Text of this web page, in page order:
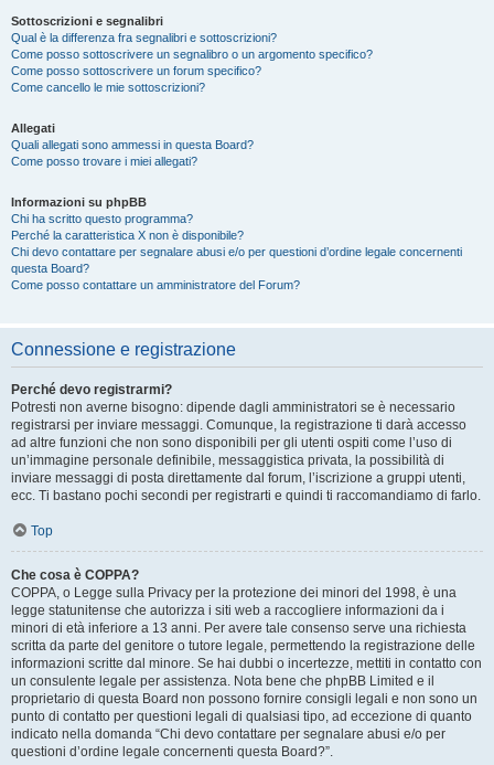
Sottoscrizioni e segnalibri
Qual è la differenza fra segnalibri e sottoscrizioni?
Come posso sottoscrivere un segnalibro o un argomento specifico?
Come posso sottoscrivere un forum specifico?
Come cancello le mie sottoscrizioni?
Allegati
Quali allegati sono ammessi in questa Board?
Come posso trovare i miei allegati?
Informazioni su phpBB
Chi ha scritto questo programma?
Perché la caratteristica X non è disponibile?
Chi devo contattare per segnalare abusi e/o per questioni d’ordine legale concernenti
questa Board?
Come posso contattare un amministratore del Forum?
Connessione e registrazione
Perché devo registrarmi?
Potresti non averne bisogno: dipende dagli amministratori se è necessario
registrarsi per inviare messaggi. Comunque, la registrazione ti darà accesso
ad altre funzioni che non sono disponibili per gli utenti ospiti come l’uso di
un’immagine personale definibile, messaggistica privata, la possibilità di
inviare messaggi di posta direttamente dal forum, l’iscrizione a gruppi utenti,
ecc. Ti bastano pochi secondi per registrarti e quindi ti raccomandiamo di farlo.
Top
Che cosa è COPPA?
COPPA, o Legge sulla Privacy per la protezione dei minori del 1998, è una
legge statunitense che autorizza i siti web a raccogliere informazioni da i
minori di età inferiore a 13 anni. Per avere tale consenso serve una richiesta
scritta da parte del genitore o tutore legale, permettendo la registrazione delle
informazioni scritte dal minore. Se hai dubbi o incertezze, mettiti in contatto con
un consulente legale per assistenza. Nota bene che phpBB Limited e il
proprietario di questa Board non possono fornire consigli legali e non sono un
punto di contatto per questioni legali di qualsiasi tipo, ad eccezione di quanto
indicato nella domanda “Chi devo contattare per segnalare abusi e/o per
questioni d’ordine legale concernenti questa Board?”.